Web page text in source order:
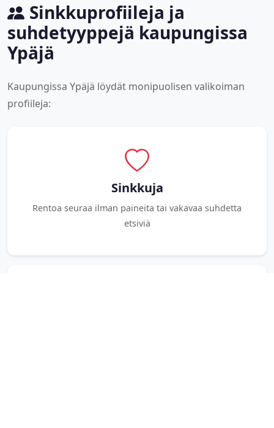
Sinkkuprofiileja ja
suhdetyyppejä kaupungissa
Ypäjä
Kaupungissa Ypäjä löydät monipuolisen valikoiman
profiileja:
Sinkkuja
Rentoa seuraa ilman paineita tai vakavaa suhdetta
etsiviä